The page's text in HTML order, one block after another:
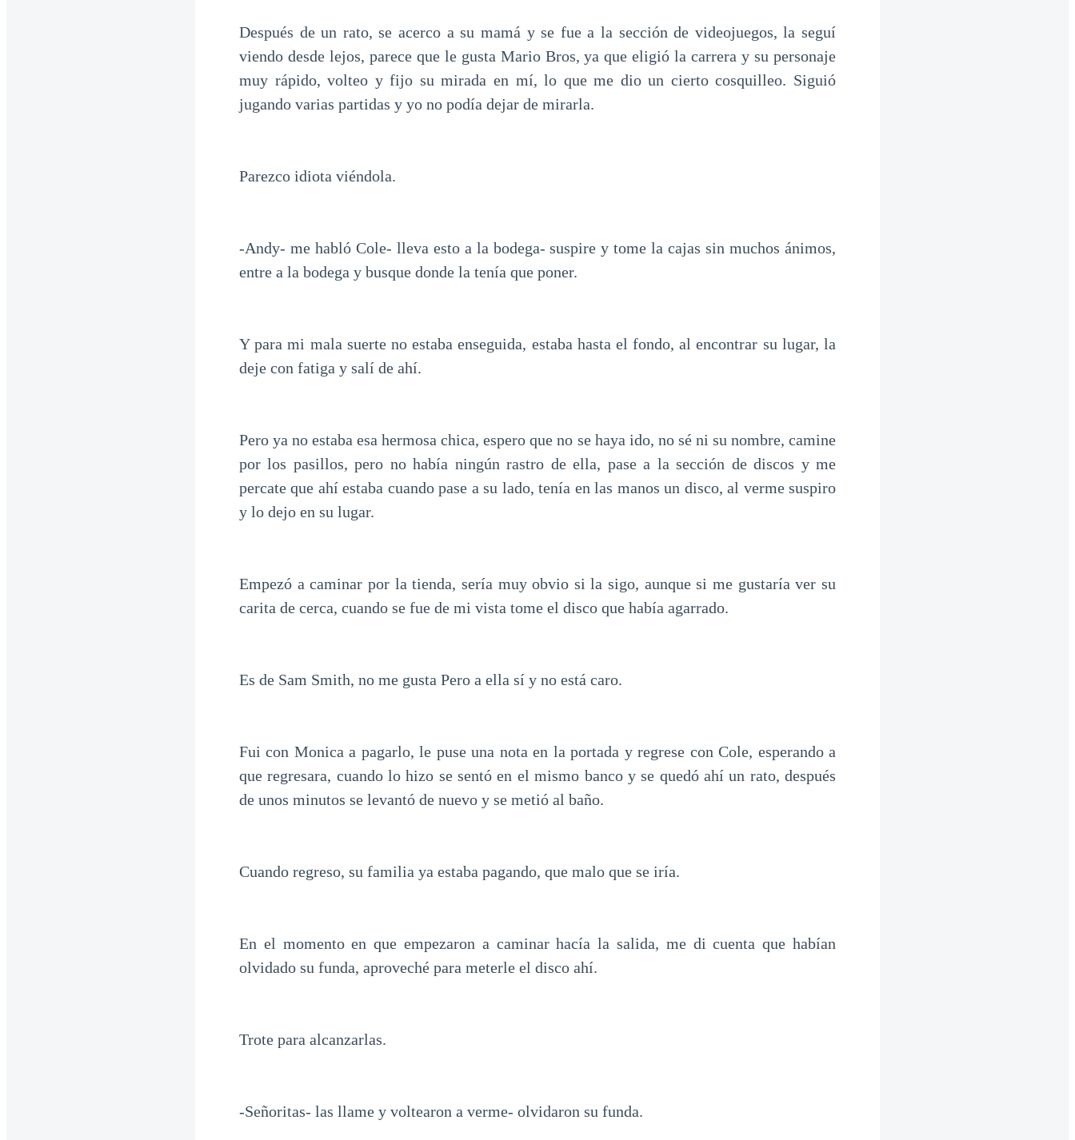
Después de un rato, se acerco a su mamá y se fue a la sección de videojuegos, la seguí
viendo desde lejos, parece que le gusta Mario Bros, ya que eligió la carrera y su personaje
muy rápido, volteo y fijo su mirada en mí, lo que me dio un cierto cosquilleo. Siguió
jugando varias partidas y yo no podía dejar de mirarla.
Parezco idiota viéndola.
-Andy- me habló Cole- lleva esto a la bodega- suspire y tome la cajas sin muchos ánimos,
entre a la bodega y busque donde la tenía que poner.
Y para mi mala suerte no estaba enseguida, estaba hasta el fondo, al encontrar su lugar, la
deje con fatiga y salí de ahí.
Pero ya no estaba esa hermosa chica, espero que no se haya ido, no sé ni su nombre, camine
por los pasillos, pero no había ningún rastro de ella, pase a la sección de discos y me
percate que ahí estaba cuando pase a su lado, tenía en las manos un disco, al verme suspiro
y lo dejo en su lugar.
Empezó a caminar por la tienda, sería muy obvio si la sigo, aunque si me gustaría ver su
carita de cerca, cuando se fue de mi vista tome el disco que había agarrado.
Es de Sam Smith, no me gusta Pero a ella sí y no está caro.
Fui con Monica a pagarlo, le puse una nota en la portada y regrese con Cole, esperando a
que regresara, cuando lo hizo se sentó en el mismo banco y se quedó ahí un rato, después
de unos minutos se levantó de nuevo y se metió al baño.
Cuando regreso, su familia ya estaba pagando, que malo que se iría.
En el momento en que empezaron a caminar hacía la salida, me di cuenta que habían
olvidado su funda, aproveché para meterle el disco ahí.
Trote para alcanzarlas.
-Señoritas- las llame y voltearon a verme- olvidaron su funda.